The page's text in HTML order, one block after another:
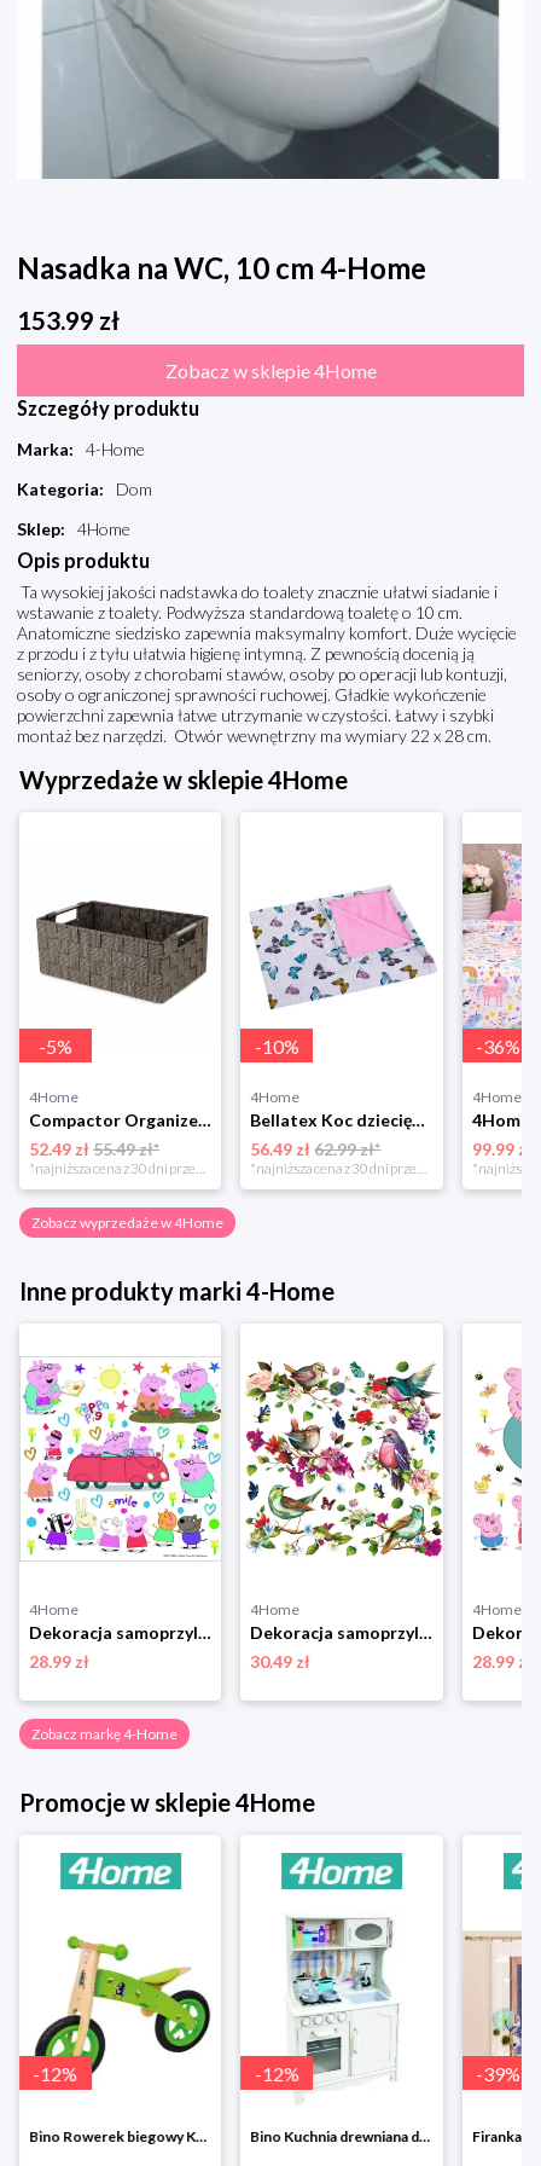
Nasadka na WC, 10 cm 4-Home
153.99 zł
Zobacz w sklepie 4Home
Szczegóły produktu
Marka:
4-Home
Kategoria:
Dom
Sklep: 4Home
Opis produktu
Ta wysokiej jakości nadstawka do toalety znacznie ułatwi siadanie i
wstawanie z toalety. Podwyższa standardową toaletę o 10 cm.
Anatomiczne siedzisko zapewnia maksymalny komfort. Duże wycięcie
z przodu i z tyłu ułatwia higienę intymną. Z pewnością docenią ją
seniorzy, osoby z chorobami stawów, osoby po operacji lub kontuzji,
osoby o ograniczonej sprawności ruchowej. Gładkie wykończenie
powierzchni zapewnia łatwe utrzymanie w czystości. Łatwy i szybki
montaż bez narzędzi. Otwór wewnętrzny ma wymiary 22 x 28 cm.
Wyprzedaże w sklepie 4Home
-5%
4Home
Compactor Organizer do przechowywania Toronto, 30 x 20 x 12 cm, ciemnobrązowy
52.49 zł55.49 zł*
*najniższa cena z 30 dni przed obniżką
-10%
4Home
Bellatex Koc dziecięcy Bára Butterfly różowy, 75 x 100 cm
56.49 zł 62.99 zł*
*najniższa cena z 30 dni przed obniżką
-36%
4Home
99.99 zł
Zobacz wyprzedaże w 4Home
Inne produkty marki 4-Home
4Home
Dekoracja samoprzylepna Peppa Pig Car, 30 x 30 cm 4-Home
28.99 zł
4Home
Dekoracja samoprzylepna Birds, 30 x 30 cm 4-Home
30.49 zł
4Home
28.99 zł
Zobacz markę 4-Home
Promocje w sklepie 4Home
-12%
Bino Rowerek biegowy Krecik
-12%
Bino Kuchnia drewniana dla dzieci Provence
-39%